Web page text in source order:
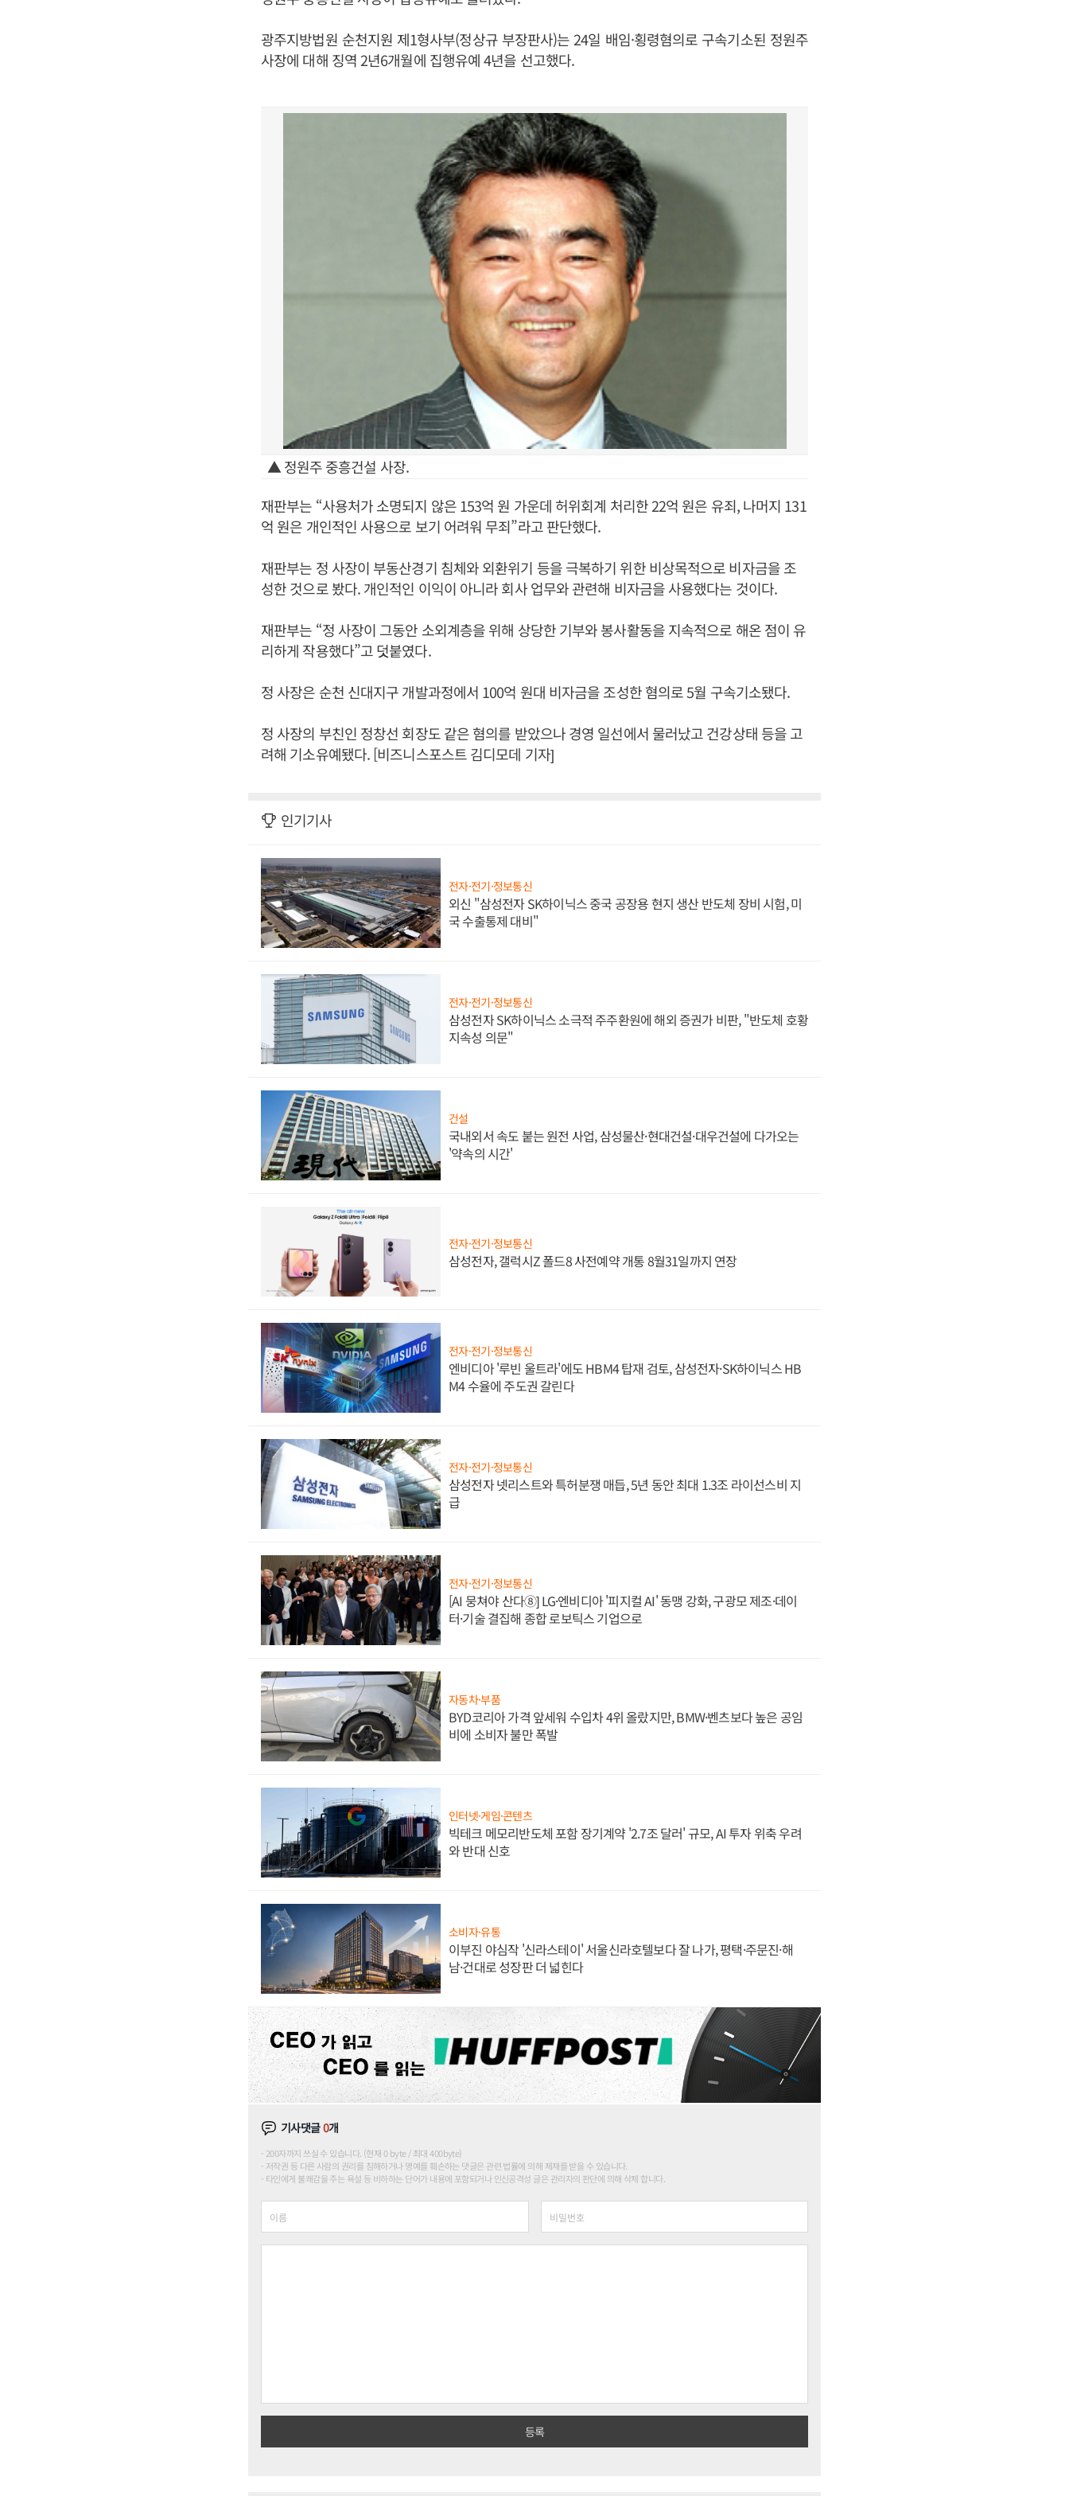
광주지방법원 순천지원 제1형사부(정상규 부장판사)는 24일 배임·횡령혐의로 구속기소된 정원주
사장에 대해 징역 2년6개월에 집행유예 4년을 선고했다.
▲ 정원주 중흥건설 사장.
재판부는 “사용처가 소명되지 않은 153억 원 가운데 허위회계 처리한 22억 원은 유죄, 나머지 131
억 원은 개인적인 사용으로 보기 어려워 무죄”라고 판단했다.
재판부는 정 사장이 부동산경기 침체와 외환위기 등을 극복하기 위한 비상목적으로 비자금을 조
성한 것으로 봤다. 개인적인 이익이 아니라 회사 업무와 관련해 비자금을 사용했다는 것이다.
재판부는 “정 사장이 그동안 소외계층을 위해 상당한 기부와 봉사활동을 지속적으로 해온 점이 유
리하게 작용했다”고 덧붙였다.
정 사장은 순천 신대지구 개발과정에서 100억 원대 비자금을 조성한 혐의로 5월 구속기소됐다.
정 사장의 부친인 정창선 회장도 같은 혐의를 받았으나 경영 일선에서 물러났고 건강상태 등을 고
려해 기소유예됐다. [비즈니스포스트 김디모데 기자]
인기기사
전자·전기·정보통신
외신 "삼성전자 SK하이닉스 중국 공장용 현지 생산 반도체 장비 시험, 미
국 수출통제 대비"
전자·전기·정보통신
삼성전자 SK하이닉스 소극적 주주환원에 해외 증권가 비판, "반도체 호황
지속성 의문"
건설
국내외서 속도 붙는 원전 사업, 삼성물산·현대건설·대우건설에 다가오는
'약속의 시간'
전자·전기·정보통신
삼성전자, 갤럭시Z 폴드8 사전예약 개통 8월31일까지 연장
전자·전기·정보통신
엔비디아 '루빈 울트라'에도 HBM4 탑재 검토, 삼성전자·SK하이닉스 HB
M4 수율에 주도권 갈린다
전자·전기·정보통신
삼성전자 넷리스트와 특허분쟁 매듭, 5년 동안 최대 1.3조 라이선스비 지
급
전자·전기·정보통신
[AI 뭉쳐야 산다⑧] LG·엔비디아 '피지컬 AI' 동맹 강화, 구광모 제조·데이
터·기술 결집해 종합 로보틱스 기업으로
자동차·부품
BYD코리아 가격 앞세워 수입차 4위 올랐지만, BMW·벤츠보다 높은 공임
비에 소비자 불만 폭발
인터넷·게임·콘텐츠
빅테크 메모리반도체 포함 장기계약 '2.7조 달러' 규모, AI 투자 위축 우려
와 반대 신호
소비자·유통
이부진 야심작 '신라스테이' 서울신라호텔보다 잘 나가, 평택·주문진·해
남·건대로 성장판 더 넓힌다
기사댓글0개
200자까지 쓰실 수 있습니다. (현재 0 byte / 최대 400byte)
저작권 등 다른 사람의 권리를 침해하거나 명예를 훼손하는 댓글은 관련 법률에 의해 제재를 받을 수 있습니다.
타인에게 불쾌감을 주는 욕설 등 비하하는 단어가 내용에 포함되거나 인신공격성 글은 관리자의 판단에 의해 삭제 합니다.